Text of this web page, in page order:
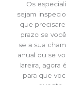
Os
sejam
que
prazo se
se a sua
anual ou se
lareira, agora
para que